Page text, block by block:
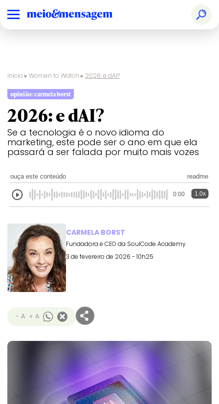
Início ▸Women to Watch ▸ 2026: e dAI?
opinião: carmela borst
2026: e dAI?
Se a tecnologia é o novo idioma do
marketing, este pode ser o ano em que ela
passará a ser falada por muito mais vozes
ouça este conteúdo readme
0:00 1.0x
CARMELA BORST
Fundadora e CEO da SoulCode Academy
3 de fevereiro de 2026 - 10h25
- A + A